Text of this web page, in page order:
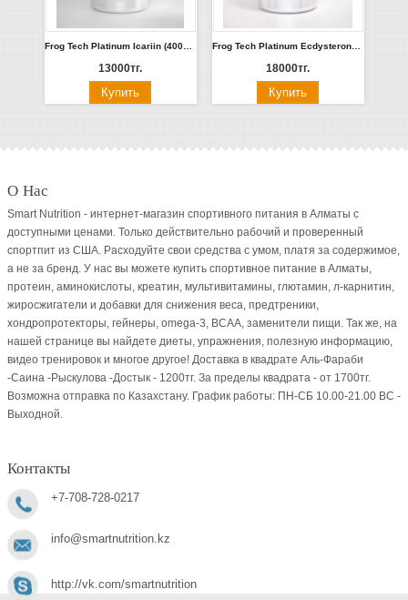
Frog Tech Platinum Icariin (400mg Icariin 20%) икариин, экстракт горянки 120 капсул. Россия
13000тг.
Frog Tech Platinum Ecdysterone 100% (375mg) 30 капсул. Россия
18000тг.
О Нас
Smart Nutrition - интернет-магазин спортивного питания в Алматы с
доступными ценами. Только действительно рабочий и проверенный
спортпит из США. Расходуйте свои средства с умом, платя за содержимое,
а не за бренд. У нас вы можете купить спортивное питание в Алматы,
протеин, аминокислоты, креатин, мультивитамины, глютамин, л-карнитин,
жиросжигатели и добавки для снижения веса, предтреники,
хондропротекторы, гейнеры, omega-3, BCAA, заменители пищи. Так же, на
нашей странице вы найдете диеты, упражнения, полезную информацию,
видео тренировок и многое другое! Доставка в квадрате Аль-Фараби
-Саина -Рыскулова -Достык - 1200тг. За пределы квадрата - от 1700тг.
Возможна отправка по Казахстану. График работы: ПН-СБ 10.00-21.00 ВC -
Выходной.
Контакты
+7-708-728-0217
info@smartnutrition.kz
http://vk.com/smartnutrition